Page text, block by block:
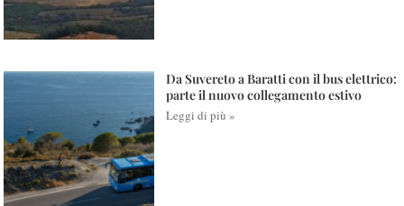
Da Suvereto a Baratti con il bus elettrico:
parte il nuovo collegamento estivo
Leggi di più »